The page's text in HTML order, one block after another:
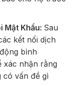
Mật Khẩu: Sau
kết nối dịch
bình
xác nhận rằng
có vấn đề gì